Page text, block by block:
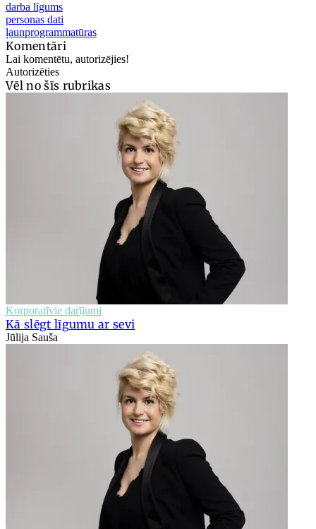
darba līgums
personas dati
ļaunprogrammatūras
Komentāri
Lai komentētu, autorizējies!
Autorizēties
Vēl no šīs rubrikas
Korporatīvie darījumi
Kā slēgt līgumu ar sevi
Jūlija Sauša